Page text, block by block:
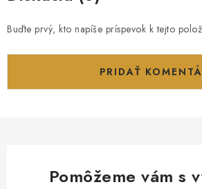
Buďte prvý, kto napíše príspevok k tejto
PRIDAŤ
Pomôžeme vám s